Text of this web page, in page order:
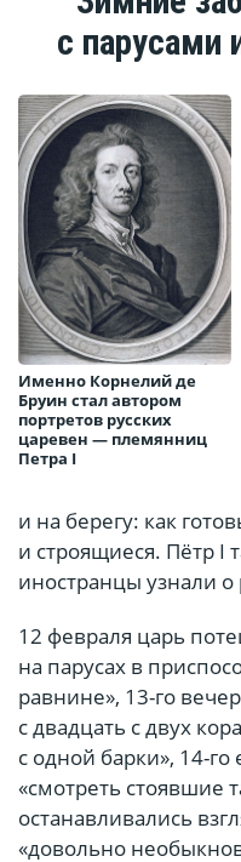
с парусами
Именно Корнелий де
Бруин стал автором
портретов русских
царевен — племянниц
Петра I
и на берегу: как
и строящиеся. Пётр I
иностранцы узнали о
12 февраля царь
на парусах в
равнине», 13-го
с двадцать с двух
с одной барки», 14-
«смотреть стоявшие
останавливались
«довольно